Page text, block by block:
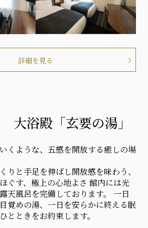
詳細を見る
浴殿「玄要の湯」
くような、五感を開放する癒しの場
りと手足を伸ばし開放感を味わう、
ぐす、極上の心地よさ 館内には光
天風呂を完備しております。 一日
覚めの湯、一日を安らかに終える眠
とときをお約束します。